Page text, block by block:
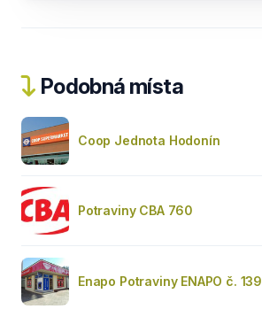
Podobná místa
Coop Jednota Hodonín
Potraviny CBA 760
Enapo Potraviny ENAPO č. 139